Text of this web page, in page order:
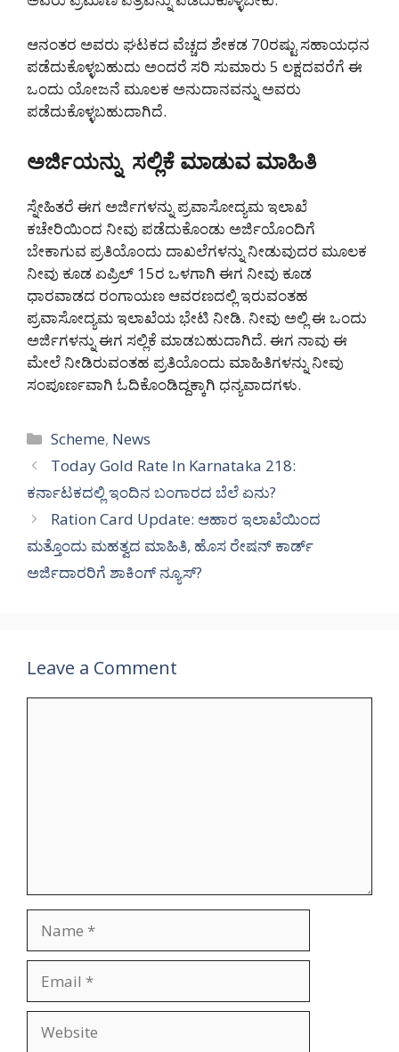
ಆನಂತರ ಅವರು ಘಟಕದ ವೆಚ್ಚದ ಶೇಕಡ 70ರಷ್ಟು ಸಹಾಯಧನ
ಪಡೆದುಕೊಳ್ಳಬಹುದು ಅಂದರೆ ಸರಿ ಸುಮಾರು 5 ಲಕ್ಷದವರೆಗೆ ಈ
ಒಂದು ಯೋಜನೆ ಮೂಲಕ ಅನುದಾನವನ್ನು ಅವರು
ಪಡೆದುಕೊಳ್ಳಬಹುದಾಗಿದೆ.
ಅರ್ಜಿಯನ್ನು ಸಲ್ಲಿಕೆ ಮಾಡುವ ಮಾಹಿತಿ
ಸ್ನೇಹಿತರೆ ಈಗ ಅರ್ಜಿಗಳನ್ನು ಪ್ರವಾಸೋದ್ಯಮ ಇಲಾಖೆ
ಕಚೇರಿಯಿಂದ ನೀವು ಪಡೆದುಕೊಂಡು ಅರ್ಜಿಯೊಂದಿಗೆ
ಬೇಕಾಗುವ ಪ್ರತಿಯೊಂದು ದಾಖಲೆಗಳನ್ನು ನೀಡುವುದರ ಮೂಲಕ
ನೀವು ಕೂಡ ಏಪ್ರಿಲ್ 15ರ ಒಳಗಾಗಿ ಈಗ ನೀವು ಕೂಡ
ಧಾರವಾಡದ ರಂಗಾಯಣ ಆವರಣದಲ್ಲಿ ಇರುವಂತಹ
ಪ್ರವಾಸೋದ್ಯಮ ಇಲಾಖೆಯ ಭೇಟಿ ನೀಡಿ. ನೀವು ಅಲ್ಲಿ ಈ ಒಂದು
ಅರ್ಜಿಗಳನ್ನು ಈಗ ಸಲ್ಲಿಕೆ ಮಾಡಬಹುದಾಗಿದೆ. ಈಗ ನಾವು ಈ
ಮೇಲೆ ನೀಡಿರುವಂತಹ ಪ್ರತಿಯೊಂದು ಮಾಹಿತಿಗಳನ್ನು ನೀವು
ಸಂಪೂರ್ಣವಾಗಿ ಓದಿಕೊಂಡಿದ್ದಕ್ಕಾಗಿ ಧನ್ಯವಾದಗಳು.
Categories
Scheme, News
Today Gold Rate In Karnataka 218:
ಕರ್ನಾಟಕದಲ್ಲಿ ಇಂದಿನ ಬಂಗಾರದ ಬೆಲೆ ಏನು?
Ration Card Update: ಆಹಾರ ಇಲಾಖೆಯಿಂದ
ಮತ್ತೊಂದು ಮಹತ್ವದ ಮಾಹಿತಿ, ಹೊಸ ರೇಷನ್ ಕಾರ್ಡ್
ಅರ್ಜಿದಾರರಿಗೆ ಶಾಕಿಂಗ್ ನ್ಯೂಸ್?
Leave a Comment